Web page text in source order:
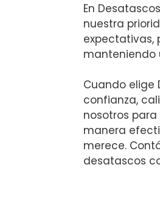
En
nuestra
expectativas,
manteniendo
Cuando elige
confianza,
nosotros
manera
merece.
desatascos